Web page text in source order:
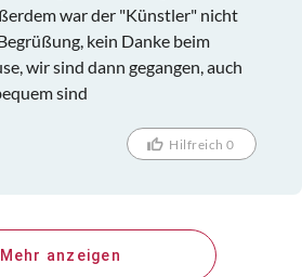
war der "Künstler" nicht
kein Danke beim
wir sind dann gegangen, auch
sind
Hilfreich 0
Mehr anzeigen